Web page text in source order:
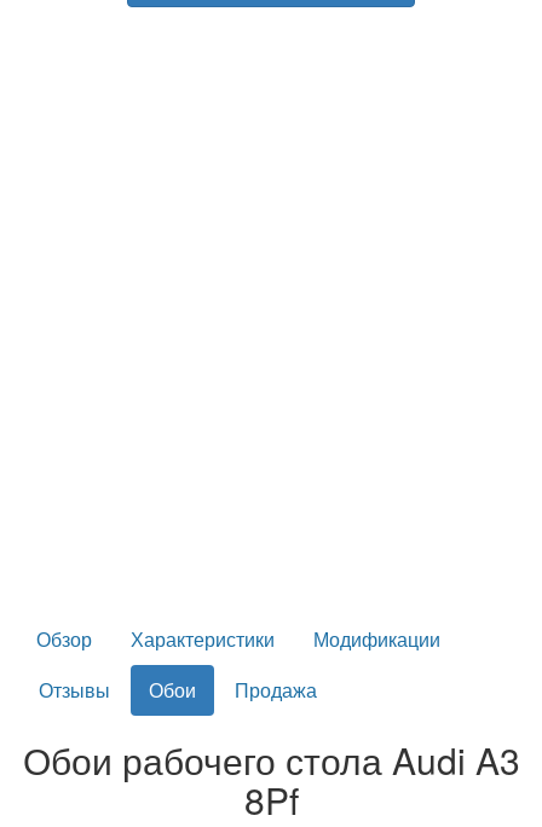
Обзор Характеристики
Модификации
Отзывы
Обои Продажа
Обои рабочего стола Audi A3
8Pf